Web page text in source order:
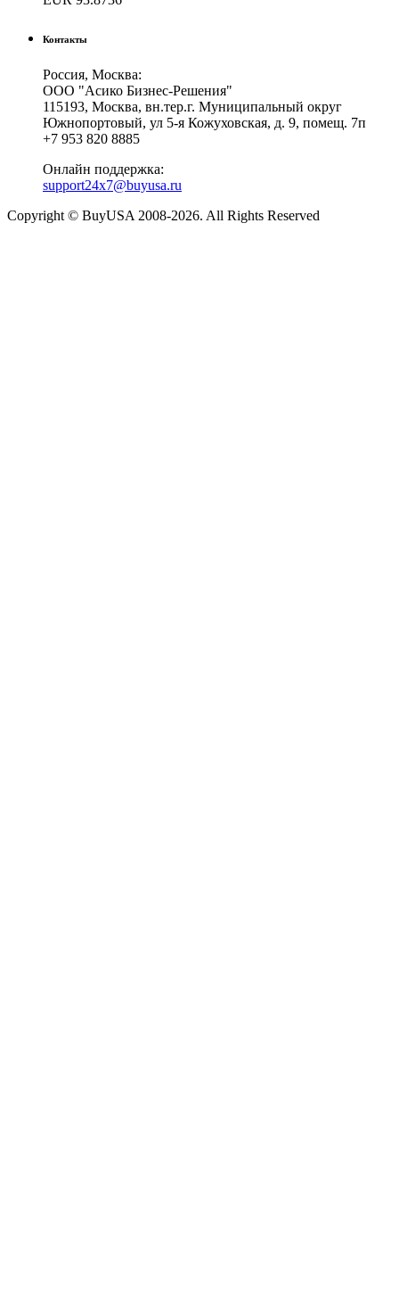
Контакты
Россия, Москва:
ООО "Асико Бизнес-Решения"
115193, Москва, вн.тер.г. Муниципальный округ
Южнопортовый, ул 5-я Кожуховская, д. 9, помещ. 7п
+7 953 820 8885
Онлайн поддержка:
support24x7@buyusa.ru
Copyright © BuyUSA 2008-2026. All Rights Reserved